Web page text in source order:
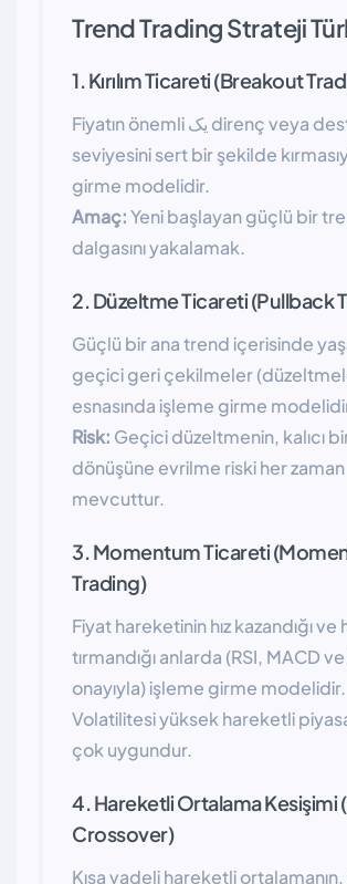
Trend Trading Strateji
1. Kırılım Ticareti (Breakout
Fiyatın önemli یک direnç veya destek
seviyesini sert bir şekilde
girme modelidir.
Amaç:Yeni başlayan güçlü bir
dalgasını yakalamak.
2. Düzeltme Ticareti (Pullback
Güçlü bir ana trend içerisinde
geçici geri çekilmeler
esnasında işleme girme
Risk: Geçici düzeltmenin, kalıcı
dönüşüne evrilme riski her zaman
mevcuttur.
3. Momentum Ticareti
Trading)
Fiyat hareketinin hız kazandığı ve
tırmandığı anlarda (RSI, MACD
onayıyla) işleme girme modelidir.
Volatilitesi yüksek hareketli
çok uygundur.
4. Hareketli Ortalama Kesişimi
Crossover)
Kısa vadeli hareketli ortalamanın,